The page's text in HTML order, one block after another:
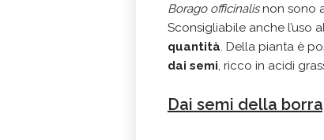
Borago officinalisnon sono
Sconsigliabile anche l’uso
quantità. Della pianta è
dai semi, ricco in acidi
Dai semi della